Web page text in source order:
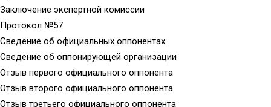
Заключение экспертной комиссии
Протокол №57
Сведение об официальных оппонентах
Сведение об оппонирующей организации
Отзыв первого официального оппонента
Отзыв второго официального оппонента
Отзыв третьего официального оппонента